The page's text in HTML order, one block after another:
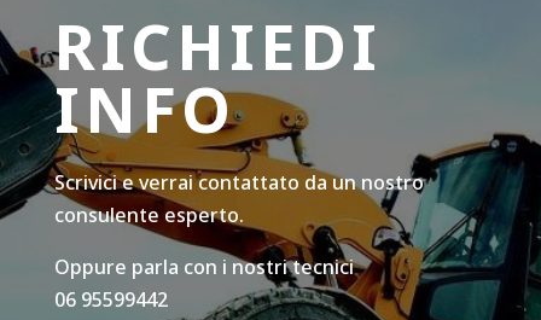
RICHIEDI
INFO
Scrivici e verrai contattato da un nostro
consulente esperto.
Oppure parla con i nostri tecnici
06 95599442